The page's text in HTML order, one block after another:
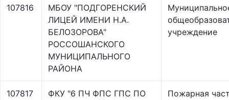
107816
МБОУ "ПОДГОРЕНСКИЙ
ЛИЦЕЙ ИМЕНИ Н.А.
БЕЛОЗОРОВА"
РОССОШАНСКОГО
МУНИЦИПАЛЬНОГО
РАЙОНА
учреждение
107817
ФКУ "6 ПЧ ФПС ГПС ПО
Пожарная